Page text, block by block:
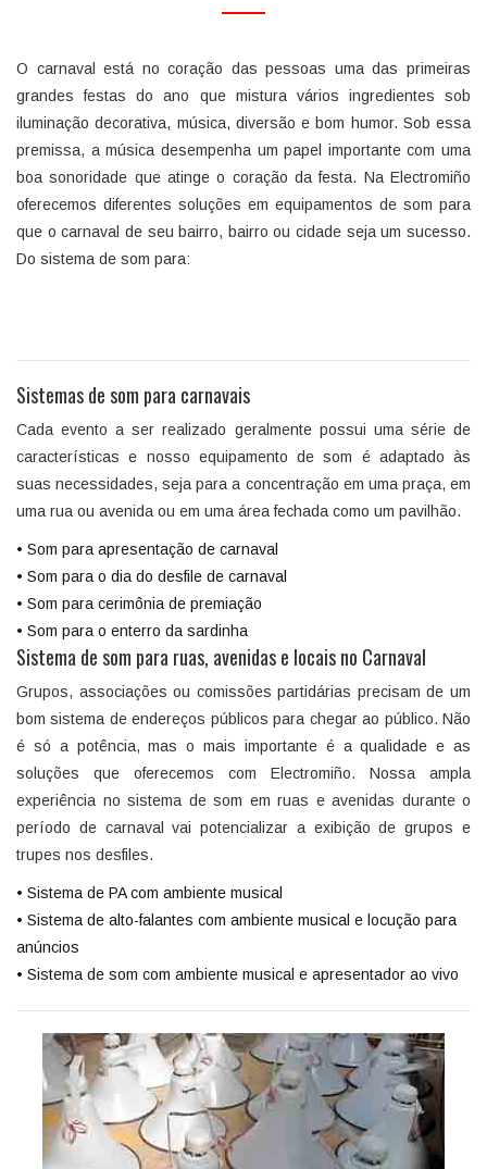
O carnaval está no coração das pessoas uma das primeiras
grandes festas do ano que mistura vários ingredientes sob
iluminação decorativa, música, diversão e bom humor. Sob essa
premissa, a música desempenha um papel importante com uma
boa sonoridade que atinge o coração da festa. Na Electromiño
oferecemos diferentes soluções em equipamentos de som para
que o carnaval de seu bairro, bairro ou cidade seja um sucesso.
Do sistema de som para:
Sistemas de som para carnavais
Cada evento a ser realizado geralmente possui uma série de
características e nosso equipamento de som é adaptado às
suas necessidades, seja para a concentração em uma praça, em
uma rua ou avenida ou em uma área fechada como um pavilhão.
• Som para apresentação de carnaval
• Som para o dia do desfile de carnaval
• Som para cerimônia de premiação
• Som para o enterro da sardinha
Sistema de som para ruas, avenidas e locais no Carnaval
Grupos, associações ou comissões partidárias precisam de um
bom sistema de endereços públicos para chegar ao público. Não
é só a potência, mas o mais importante é a qualidade e as
soluções que oferecemos com Electromiño. Nossa ampla
experiência no sistema de som em ruas e avenidas durante o
período de carnaval vai potencializar a exibição de grupos e
trupes nos desfiles.
• Sistema de PA com ambiente musical
• Sistema de alto-falantes com ambiente musical e locução para
anúncios
• Sistema de som com ambiente musical e apresentador ao vivo